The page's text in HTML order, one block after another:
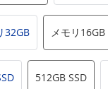
32GB メモリ16GB
512GB SSD